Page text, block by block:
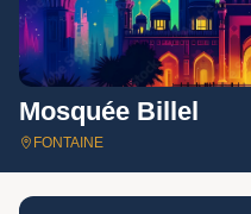
Mosquée Billel
FONTAINE